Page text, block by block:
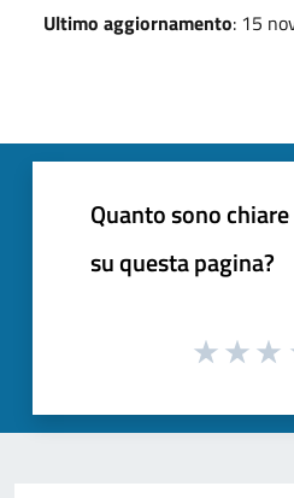
Ultimo aggiornamento: 15
Quanto sono
su questa pagina?